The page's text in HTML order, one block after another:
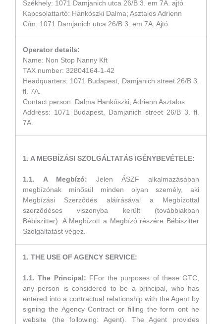
Székhely: 1071 Damjanich utca 26/B 3. em 7A. ajtó
Kapcsolattartó: Hankószki Dalma; Asztalos Adrienn
Cím: 1071 Damjanich utca 26/B 3. em 7A. Ajtó
Operator details:
Name: Non Stop Nanny Kft
TAX number: 32804164-1-42
Headquarters: 1071 Budapest, Damjanich street 26/B 3.
fl. 7A.
Contact person: Dalma Hankószki; Adrienn Asztalos
Address: 1071 Budapest, Damjanich street 26/B 3. fl.
7A.
1. A MEGBÍZÁSI SZOLGÁLTATÁS IGÉNYBEVÉTELE:
1.1. A Megbízó: Jelen ÁSZF alkalmazásában
megbízónak minősül minden olyan személy, aki
Megbízási Szerződés aláírásával a Megbízottal
szerződéses viszonyba került (továbbiakban
Bébiszitter). A Megbízott a Megbízó részére Bébiszitter
Szolgáltatást végez.
1. THE USE OF AGENCY SERVICE:
1.1. The Principal: FFor the purposes of these GTC,
any person is considered to be a principal, who has
entered into a contractual relationship with the Agent by
signing the Agency Contract or filling the form ont he
website (the following: Agent). The Agent provides